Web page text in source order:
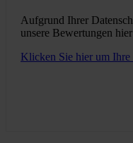
Aufgrund Ihrer
unsere Bewertungen
Klicken Sie hier um Ihre